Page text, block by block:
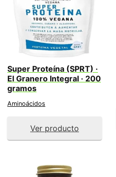
Super Proteína (SPRT) ·
El Granero Integral · 200
gramos
Aminoácidos
Ver producto